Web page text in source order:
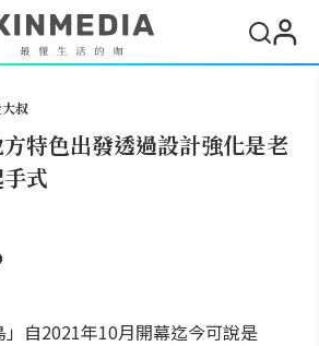
叔
特色出發透過設計強化是老
式
自2021年10月開幕迄今可說是